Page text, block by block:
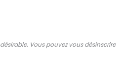
Vous pouvez vous désinscrire